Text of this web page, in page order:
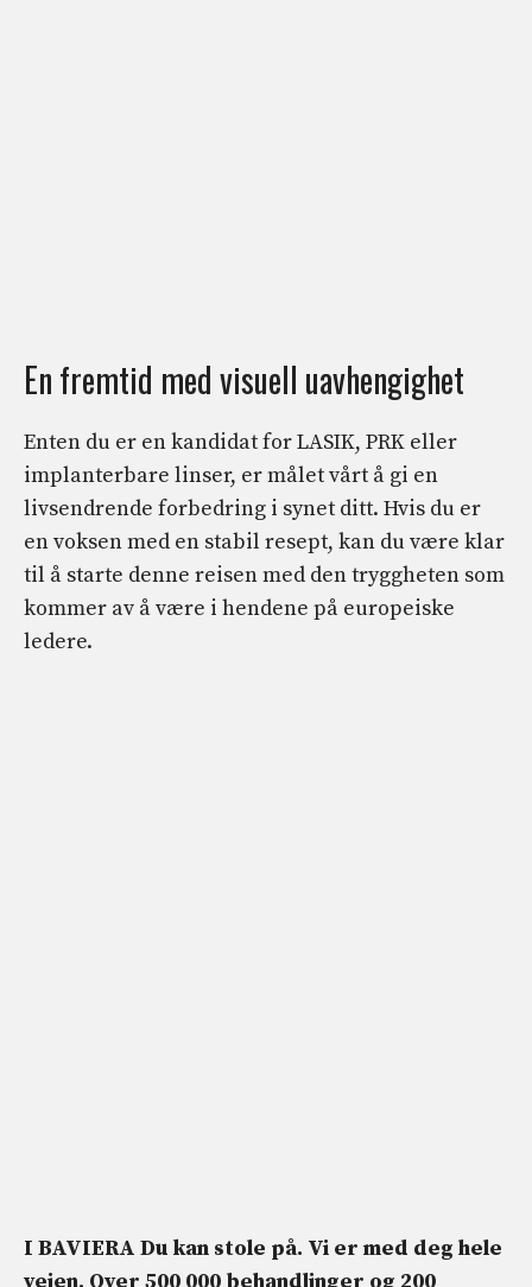
En fremtid med visuell uavhengighet
Enten du er en kandidat for LASIK, PRK eller
implanterbare linser, er målet vårt å gi en
livsendrende forbedring i synet ditt. Hvis du er
en voksen med en stabil resept, kan du være klar
til å starte denne reisen med den tryggheten som
kommer av å være i hendene på europeiske
ledere.
I BAVIERA Du kan stole på. Vi er med deg hele